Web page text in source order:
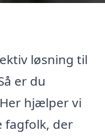
løsning til
er du
hjælper vi
fagfolk, der